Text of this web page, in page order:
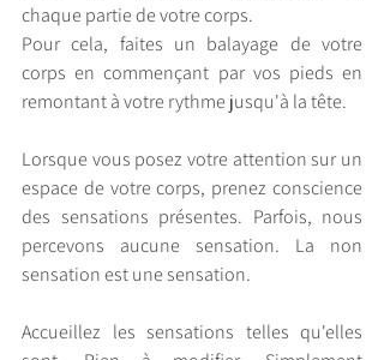
chaque partie de votre corps.
Pour cela, faites un balayage de votre
corps en commençant par vos pieds en
remontant à votre rythme jusqu'à la tête.
Lorsque vous posez votre attention sur un
espace de votre corps, prenez conscience
des sensations présentes. Parfois, nous
percevons aucune sensation. La non
sensation est une sensation.
Accueillez les sensations telles qu'elles